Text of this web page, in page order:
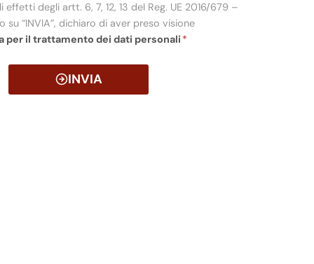
effetti degli artt. 6, 7, 12, 13 del Reg. UE 2016/679 –
su “INVIA”, dichiaro di aver preso visione
per il trattamento dei dati personali *
INVIA